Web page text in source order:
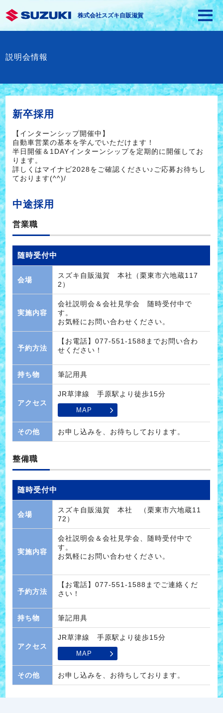
株式会社スズキ自販滋賀
説明会情報
新卒採用
【インターンシップ開催中】
自動車営業の基本を学んでいただけます！
半日開催＆1DAYインターンシップを定期的に開催してお
ります。
詳しくはマイナビ2028をご確認ください♪ご応募お待ちし
ております(^^)/
中途採用
営業職
随時受付中
会場
スズキ自販滋賀 本社（栗東市六地蔵117
2）
実施内容
会社説明会＆会社見学会 随時受付中で
す。
お気軽にお問い合わせください。
予約方法
【お電話】077-551-1588までお問い合わ
せください！
持ち物 筆記用具
アクセス
JR草津線 手原駅より徒歩15分
MAP
その他 お申し込みを、お待ちしております。
整備職
随時受付中
会場
スズキ自販滋賀 本社 （栗東市六地蔵11
72）
実施内容
会社説明会＆会社見学会、随時受付中で
す。
お気軽にお問い合わせください。
予約方法
【お電話】077-551-1588までご連絡くだ
さい！
持ち物 筆記用具
アクセス
JR草津線 手原駅より徒歩15分
MAP
その他 お申し込みを、お待ちしております。